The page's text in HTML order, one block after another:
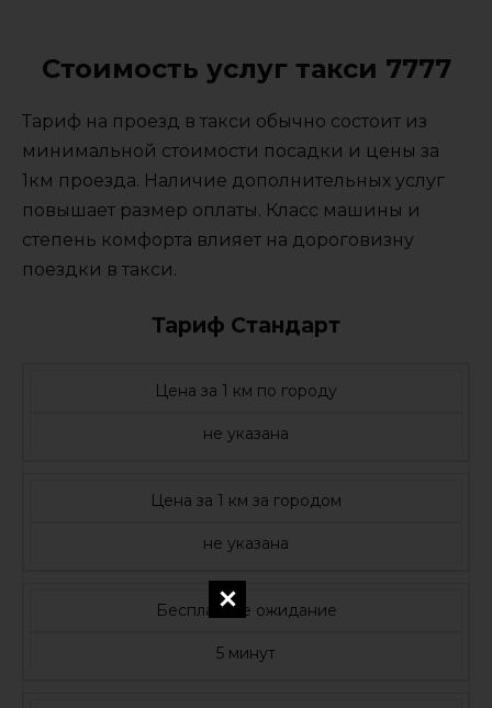
Стоимость услуг такси 7777
Тариф на проезд в такси обычно состоит из
минимальной стоимости посадки и цены за
1км проезда. Наличие дополнительных услуг
повышает размер оплаты. Класс машины и
степень комфорта влияет на дороговизну
поездки в такси.
Тариф Стандарт
Цена за 1 км по городу
не указана
Цена за 1 км за городом
не указана
Бесплатное ожидание
5 минут